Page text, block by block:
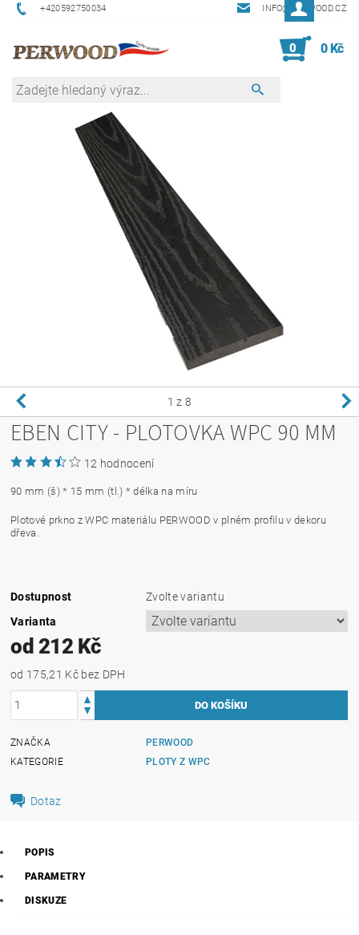
+420592750034 INFO@PERWOOD.CZ
0 0 Kč
1 z 8
EBEN CITY - PLOTOVKA WPC 90 MM
12 hodnocení
90 mm (š) * 15 mm (tl.) * délka na míru
Plotové prkno z WPC materiálu PERWOOD v plném profilu v dekoru
dřeva.
Dostupnost
Zvolte variantu
Varianta
od 212 Kč
od 175,21 Kč bez DPH
ZNAČKA
PERWOOD
KATEGORIE
PLOTY Z WPC
Dotaz
POPIS
PARAMETRY
DISKUZE